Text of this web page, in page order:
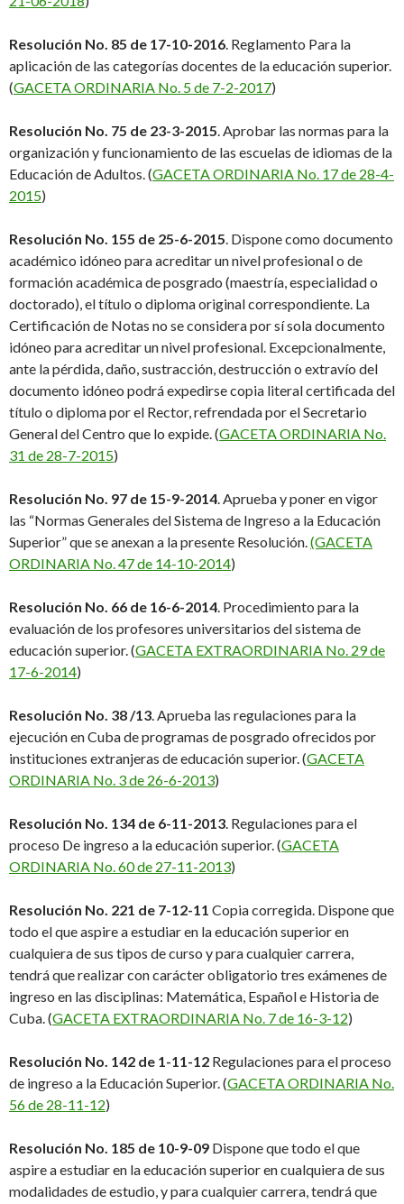
Resolución No. 85 de 17-10-2016 . Reglamento Para la
aplicación de las categorías docentes de la educación superior.
(GACETA ORDINARIA No. 5 de 7-2-2017)
Resolución No. 75 de 23-3-2015 . Aprobar las normas para la
organización y funcionamiento de las escuelas de idiomas de la
Educación de Adultos. (GACETA ORDINARIA No. 17 de 28-4-
2015)
Resolución No. 155 de 25-6-2015 . Dispone como documento
académico idóneo para acreditar un nivel profesional o de
formación académica de posgrado (maestría, especialidad o
doctorado), el título o diploma original correspondiente. La
Certificación de Notas no se considera por sí sola documento
idóneo para acreditar un nivel profesional. Excepcionalmente,
ante la pérdida, daño, sustracción, destrucción o extravío del
documento idóneo podrá expedirse copia literal certificada del
título o diploma por el Rector, refrendada por el Secretario
General del Centro que lo expide. (GACETA ORDINARIA No.
31 de 28-7-2015)
Resolución No. 97 de 15-9-2014 . Aprueba y poner en vigor
las “Normas Generales del Sistema de Ingreso a la Educación
Superior” que se anexan a la presente Resolución. (GACETA
ORDINARIA No. 47 de 14-10-2014)
Resolución No. 66 de 16-6-2014 . Procedimiento para la
evaluación de los profesores universitarios del sistema de
educación superior. (GACETA EXTRAORDINARIA No. 29 de
17-6-2014)
Resolución No. 38 /13 . Aprueba las regulaciones para la
ejecución en Cuba de programas de posgrado ofrecidos por
instituciones extranjeras de educación superior. (GACETA
ORDINARIA No. 3 de 26-6-2013)
Resolución No. 134 de 6-11-2013 . Regulaciones para el
proceso De ingreso a la educación superior. (GACETA
ORDINARIA No. 60 de 27-11-2013)
Resolución No. 221 de 7-12-11 Copia corregida. Dispone que
todo el que aspire a estudiar en la educación superior en
cualquiera de sus tipos de curso y para cualquier carrera,
tendrá que realizar con carácter obligatorio tres exámenes de
ingreso en las disciplinas: Matemática, Español e Historia de
Cuba. (GACETA EXTRAORDINARIA No. 7 de 16-3-12)
Resolución No. 142 de 1-11-12 Regulaciones para el proceso
de ingreso a la Educación Superior. (GACETA ORDINARIA No.
56 de 28-11-12)
Resolución No. 185 de 10-9-09 Dispone que todo el que
aspire a estudiar en la educación superior en cualquiera de sus
modalidades de estudio, y para cualquier carrera, tendrá que